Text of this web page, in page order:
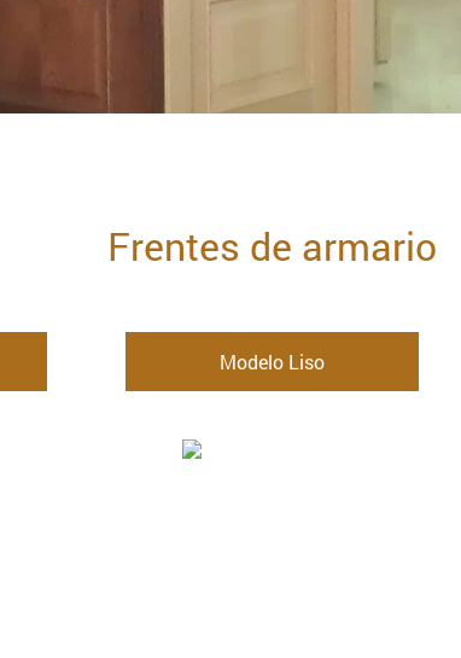
Frentes de armario
Modelo Liso